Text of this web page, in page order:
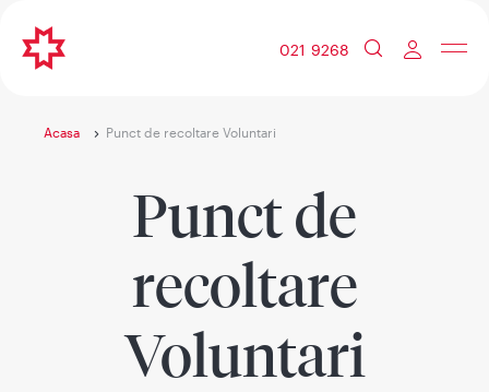
021 9268
Acasa Punct de recoltare Voluntari
Punct de
recoltare
Voluntari